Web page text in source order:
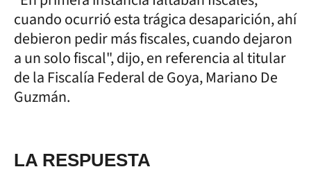
cuando ocurrió esta trágica desaparición, ahí
debieron pedir más fiscales, cuando dejaron
a un solo fiscal", dijo, en referencia al titular
de la Fiscalía Federal de Goya, Mariano De
Guzmán.
LA RESPUESTA